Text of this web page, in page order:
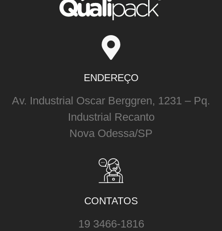
ENDEREÇO
Av. Industrial Oscar Berggren, 1231 – Pq.
Industrial Recanto
Nova Odessa/SP
CONTATOS
19 3466-1816